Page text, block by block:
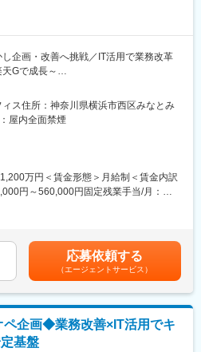
業務をご経験いただき、業務理解を深
は、チームメンバーを取りまとめる役
に、現行業務の効率化や品質向上に向
り組んでいただきたいと考えています。
みて、将来的に他部署への異動可能性
ーション・アンド・テクノロジー株式
出年金制度に不可欠なインフラの担い手
関の共同出資によって1999年に誕生し
確に記録・管理し、一時金や年金の給
を支える、社会的使命の高い業務を行
盤石な経営基盤を持ちながら、従業員
・契約社員の方を除くと230名程度）の
員は中途入社が大部分を占めますが、
とが特徴です。部署間の風通しが良
です。確定拠出年金は、資産運用に対
を受けて近年急速に制度利用が拡大し
を続けています。是非、ご応募をお待
企画・改善へ挑戦／IT活用で業務改革
Gで成長～
式の決済管理業務全般を担当いただき
まらず、ITテクノロジーを活用した業
て新たなサービス導入に向けた企画・
していただきます。
す。部全体で約45人、その中で外国株
動がございます（楽天グループ内の情
）】
ス住所：神奈川県横浜市西区みなとみ
屋内全面禁煙
万円＜賃金形態＞月給制＜賃金内訳
円～560,000円固定残業手当/月：
6月、12月）支給（上記想定年収に含
も目安の金額であり、選考を通じて上下
までも目安の金額であり、選考を通じ
す。月給(月額)は固定手当を含めた表記
応募依頼する
（エージェントサービス）
ペ企画◆業務改善×IT活用でキ
基盤